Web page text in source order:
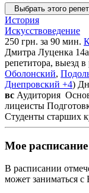
Выбрать этого
История
Искусствоведение
250 грн. за 90 мин.
Дмитра Луценка
репетитора, выезд
Оболонский,
Днепровский +4)
вс Аудитория
лицеисты
Студенты старших
Мое расписание
В расписании
может заниматься с